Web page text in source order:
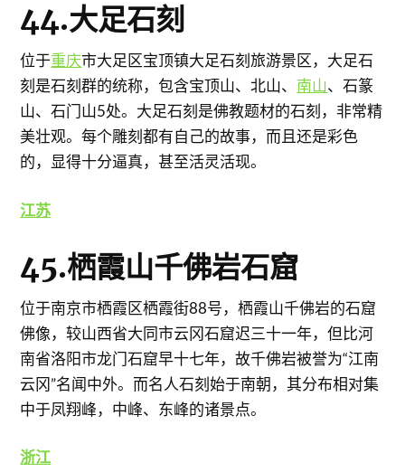
44.大足石刻
位于重庆市大足区宝顶镇大足石刻旅游景区，大足石
刻是石刻群的统称，包含宝顶山、北山、 南山、石篆
山、石门山5处。大足石刻是佛教题材的石刻，非常精
美壮观。每个雕刻都有自己的故事，而且还是彩色
的，显得十分逼真，甚至活灵活现。
江苏
45.栖霞山千佛岩石窟
位于南京市栖霞区栖霞街88号，栖霞山千佛岩的石窟
佛像，较山西省大同市云冈石窟迟三十一年，但比河
南省洛阳市龙门石窟早十七年，故千佛岩被誉为“江南
云冈”名闻中外。而名人石刻始于南朝，其分布相对集
中于凤翔峰，中峰、东峰的诸景点。
浙江